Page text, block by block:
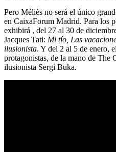
Pero Méliès no será el único
en CaixaForum Madrid. Para los
exhibirá , del 27 al 30 de
Jacques Tati: Mi tío, Las
ilusionista. Y del 2 al 5 de enero,
protagonistas, de la mano de The
ilusionista Sergi Buka.